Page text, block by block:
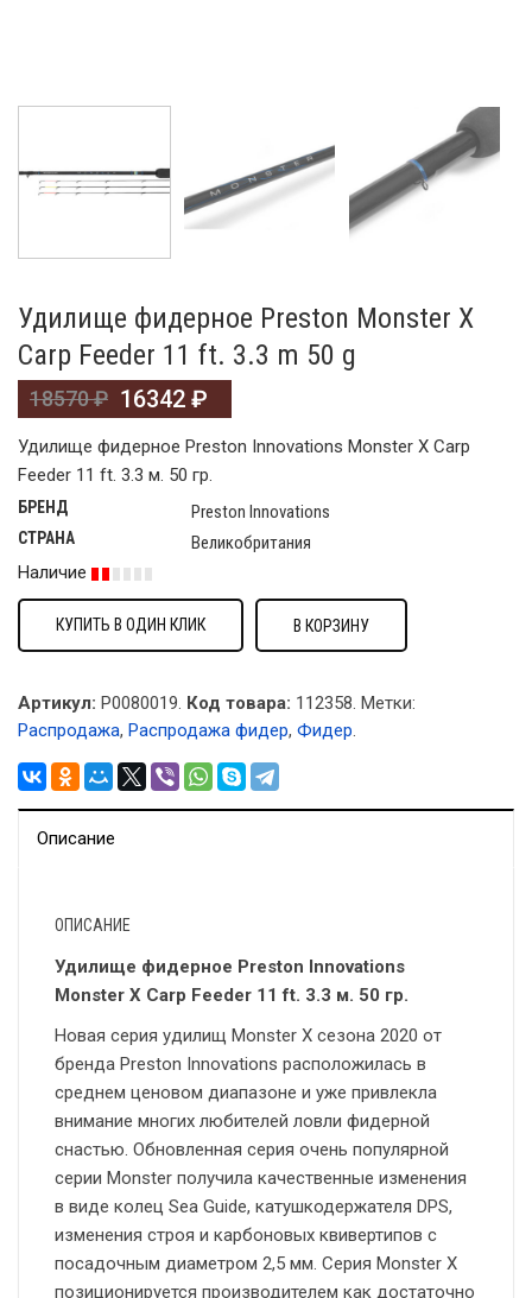
Удилище фидерное Preston Monster X
Carp Feeder 11 ft. 3.3 m 50 g
18570₽ 16342 ₽
Удилище фидерное Preston Innovations Monster X Carp
Feeder 11 ft. 3.3 м. 50 гр.
БРЕНД Preston Innovations
СТРАНА
Великобритания
Наличие
КУПИТЬ В ОДИН КЛИК В КОРЗИНУ
Артикул: P0080019. Код товара: 112358. Метки:
Распродажа, Распродажа фидер, Фидер.
Описание
ОПИСАНИЕ
Удилище фидерное Preston Innovations
Monster X Carp Feeder 11 ft. 3.3 м. 50 гр.
Новая серия удилищ Monster X сезона 2020 от
бренда Preston Innovations расположилась в
среднем ценовом диапазоне и уже привлекла
внимание многих любителей ловли фидерной
снастью. Обновленная серия очень популярной
серии Monster получила качественные изменения
в виде колец Sea Guide, катушкодержателя DPS,
изменения строя и карбоновых квивертипов с
посадочным диаметром 2,5 мм. Серия Monster X
позиционируется производителем как достаточно